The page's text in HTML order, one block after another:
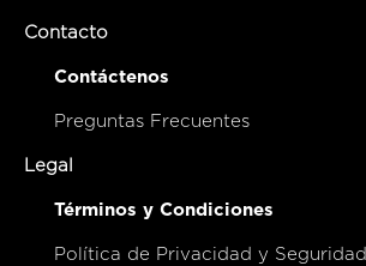
Contacto
Contáctenos
Preguntas Frecuentes
Legal
Términos y Condiciones
Política de Privacidad y Seguridad